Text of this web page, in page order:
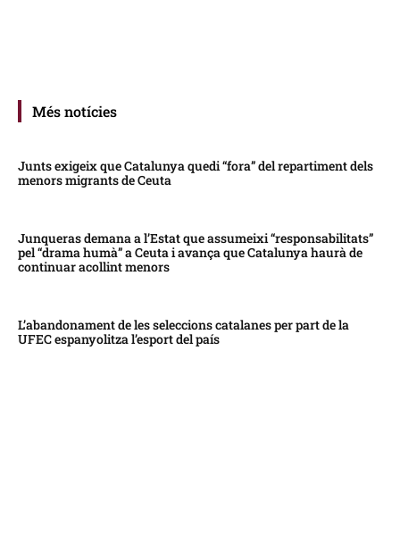
Més notícies
Junts exigeix que Catalunya quedi “fora” del repartiment dels
menors migrants de Ceuta
Junqueras demana a l’Estat que assumeixi “responsabilitats”
pel “drama humà” a Ceuta i avança que Catalunya haurà de
continuar acollint menors
L’abandonament de les seleccions catalanes per part de la
UFEC espanyolitza l’esport del país